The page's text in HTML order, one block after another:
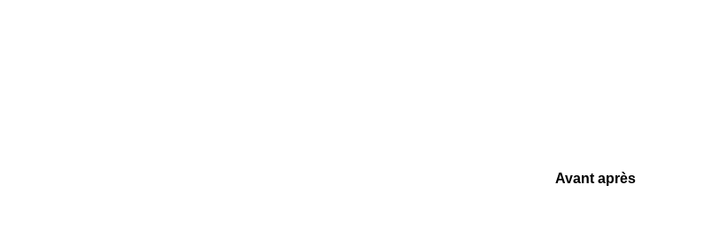
Avant après